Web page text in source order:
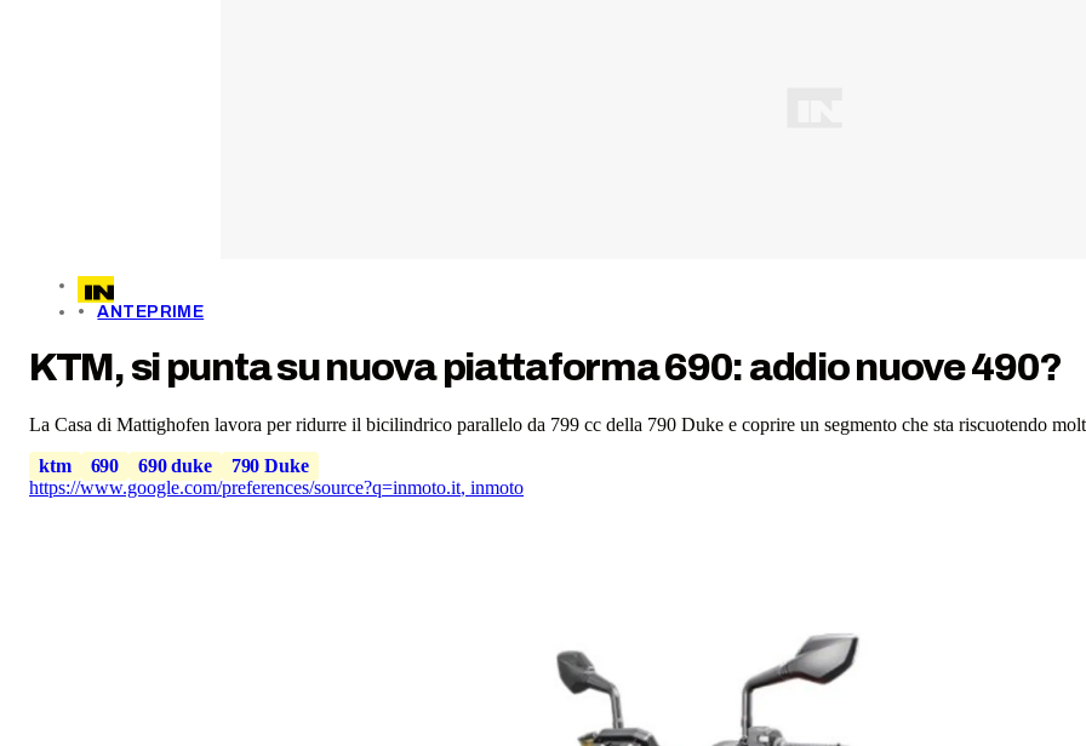
ANTEPRIME
KTM, si punta su nuova piattaforma 690: addio nuove 490?
La Casa di Mattighofen lavora per ridurre il bicilindrico parallelo da 799 cc della 790 Duke e coprire un segmento che sta riscuotendo
ktm
690 690 duke
790 Duke
https://www.google.com/preferences/source?q=inmoto.it, inmoto